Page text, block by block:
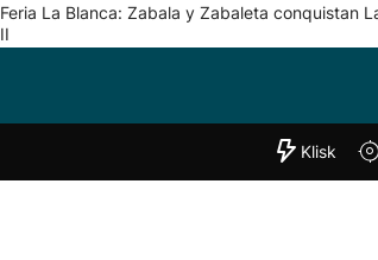
Feria La Blanca: Zabala y Zabaleta conquistan
II
"Helmuga"
Klisk